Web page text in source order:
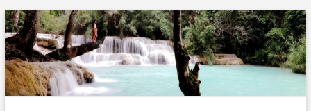
Zum
Inhalt
springen